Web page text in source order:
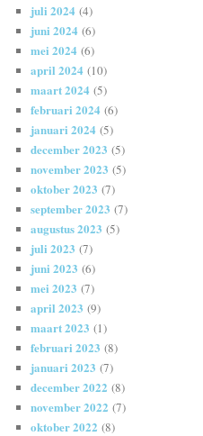
juli 2024 (4)
juni 2024 (6)
mei 2024 (6)
april 2024 (10)
maart 2024 (5)
februari 2024 (6)
januari 2024 (5)
december 2023 (5)
november 2023 (5)
oktober 2023 (7)
september 2023 (7)
augustus 2023 (5)
juli 2023 (7)
juni 2023 (6)
mei 2023 (7)
april 2023 (9)
maart 2023 (1)
februari 2023 (8)
januari 2023 (7)
december 2022 (8)
november 2022 (7)
oktober 2022 (8)